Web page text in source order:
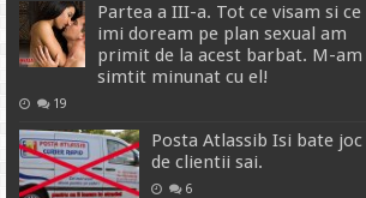
Partea a III-a. Tot ce visam si ce
imi doream pe plan sexual am
primit de la acest barbat. M-am
simtit minunat cu el!
19
Posta Atlassib Isi bate joc
de clientii sai.
6